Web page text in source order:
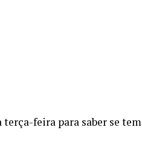
feira para saber se tem